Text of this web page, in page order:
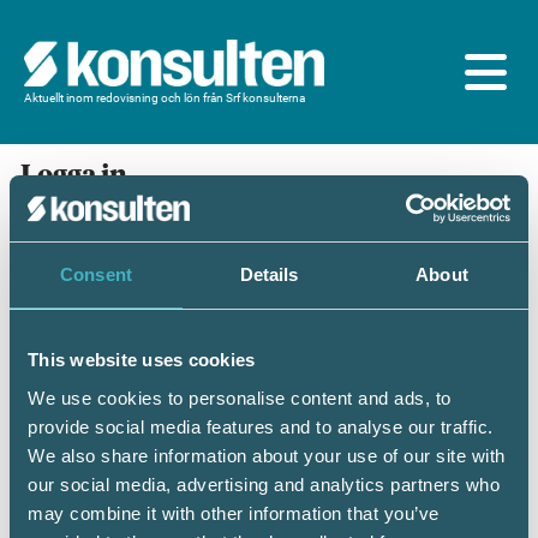
Consent Details About
This website uses cookies
We use cookies to personalise content and ads, to
provide social media features and to analyse our traffic.
We also share information about your use of our site with
our social media, advertising and analytics partners who
may combine it with other information that you’ve
Aktuellt inom redovisning och lön från Srf konsulterna
Logga in
En prenumeration ingår för dig som är
medlem/ansluten till Srf konsulterna. Du loggar in
med BankID eller samma lösenord som du har på
Mobilt BankID
Personnummer(ÅÅÅÅMMDDNNNN)